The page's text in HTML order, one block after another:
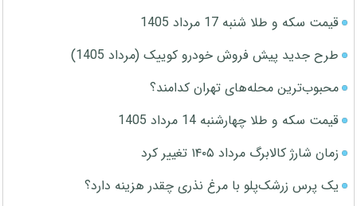
قیمت سکه و طلا شنبه 17 مرداد 1405
طرح جدید پیش فروش خودرو کوییک (مرداد 1405)
محبوب‌ترین محله‌های تهران کدامند؟
قیمت سکه و طلا چهارشنبه 14 مرداد 1405
زمان شارژ کالابرگ مرداد ۱۴۰۵ تغییر کرد
یک پرس زرشک‌پلو با مرغ نذری چقدر هزینه دارد؟